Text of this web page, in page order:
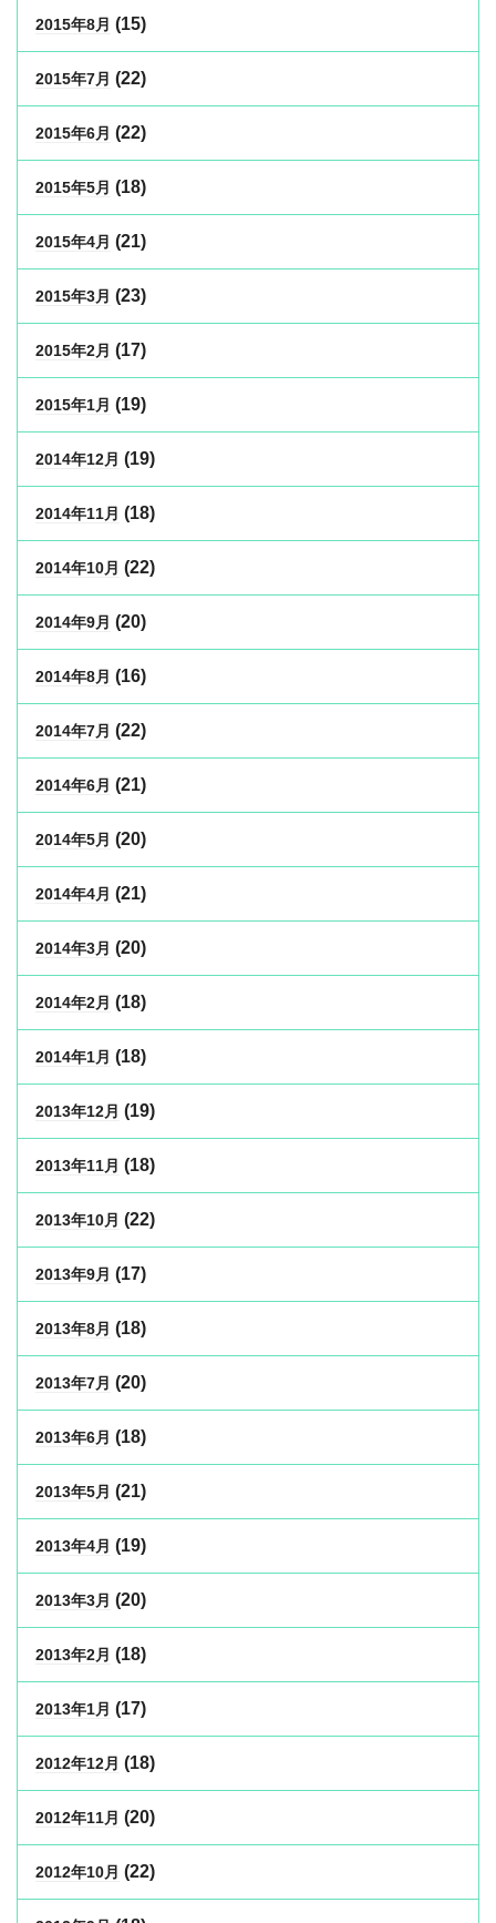
2015年8月 (15)
2015年7月 (22)
2015年6月 (22)
2015年5月 (18)
2015年4月 (21)
2015年3月 (23)
2015年2月 (17)
2015年1月 (19)
2014年12月 (19)
2014年11月 (18)
2014年10月 (22)
2014年9月 (20)
2014年8月 (16)
2014年7月 (22)
2014年6月 (21)
2014年5月 (20)
2014年4月 (21)
2014年3月 (20)
2014年2月 (18)
2014年1月 (18)
2013年12月 (19)
2013年11月 (18)
2013年10月 (22)
2013年9月 (17)
2013年8月 (18)
2013年7月 (20)
2013年6月 (18)
2013年5月 (21)
2013年4月 (19)
2013年3月 (20)
2013年2月 (18)
2013年1月 (17)
2012年12月 (18)
2012年11月 (20)
2012年10月 (22)